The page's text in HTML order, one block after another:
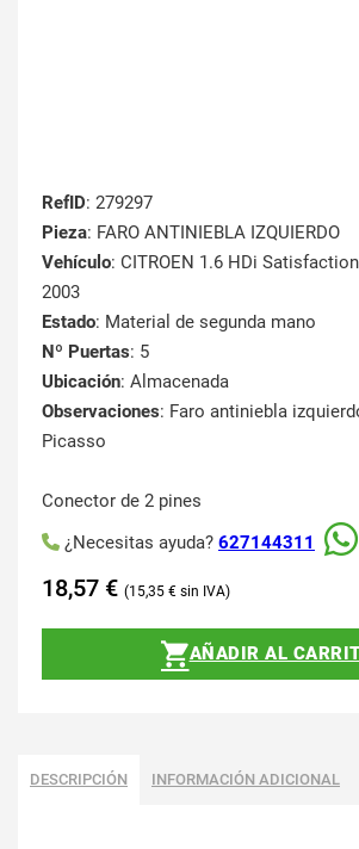
RefID: 279297
Pieza: FARO ANTINIEBLA IZQUIERDO
Vehículo: CITROEN 1.6 HDi
2003
Estado: Material de segunda mano
Nº Puertas: 5
Ubicación: Almacenada
Observaciones: Faro antiniebla
Picasso
Conector de 2 pines
¿Necesitas ayuda? 627144311
18,57 € 15,35 €
AÑADIR AL
DESCRIPCIÓN INFORMACIÓN ADICIONAL